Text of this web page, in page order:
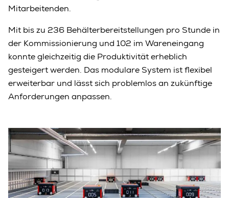
Mitarbeitenden.
Mit bis zu 236 Behälterbereitstellungen pro Stunde in
der Kommissionierung und 102 im Wareneingang
konnte gleichzeitig die Produktivität erheblich
gesteigert werden. Das modulare System ist flexibel
erweiterbar und lässt sich problemlos an zukünftige
Anforderungen anpassen.